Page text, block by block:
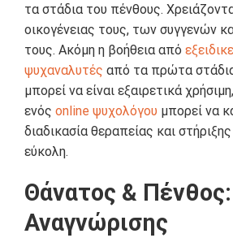
τα στάδια του πένθους.
οικογένειας τους, των συγγενών
τους. Ακόμη η βοήθεια από
ψυχαναλυτές από τα πρώτα
μπορεί να είναι εξαιρετικά
ενός online ψυχολόγου μπορεί να
διαδικασία θεραπείας και
εύκολη.
Θάνατος &
Αναγνώρισης